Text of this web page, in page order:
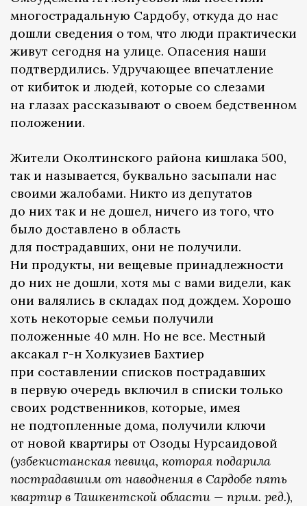
многострадальную Сардобу, откуда до нас
дошли сведения о том, что люди практически
живут сегодня на улице. Опасения наши
подтвердились. Удручающее впечатление
от кибиток и людей, которые со слезами
на глазах рассказывают о своем бедственном
положении.
Жители Околтинского района кишлака 500,
так и называется, буквально засыпали нас
своими жалобами. Никто из депутатов
до них так и не дошел, ничего из того, что
было доставлено в область
для пострадавших, они не получили.
Ни продукты, ни вещевые принадлежности
до них не дошли, хотя мы с вами видели, как
они валялись в складах под дождем. Хорошо
хоть некоторые семьи получили
положенные 40 млн. Но не все. Местный
аксакал г-н Холкузиев Бахтиер
при составлении списков пострадавших
в первую очередь включил в списки только
своих родственников, которые, имея
не подтопленные дома, получили ключи
от новой квартиры от Озоды Нурсаидовой
(узбекистанская певица, которая подарила
пострадавшим от наводнения в Сардобе пять
квартир в Ташкентской области — прим. ред.),